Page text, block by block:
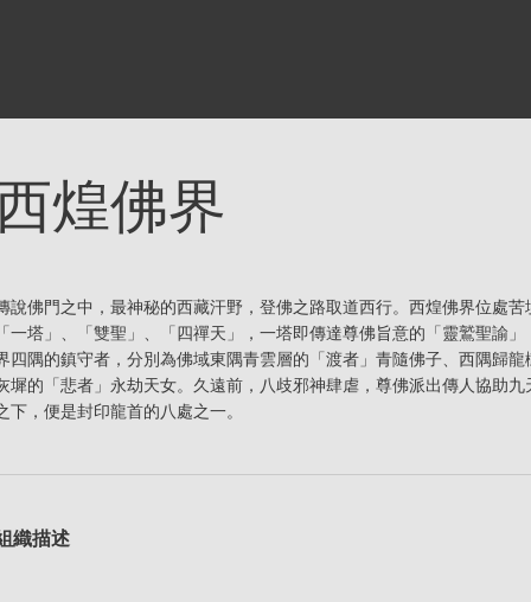
煌佛界
說佛門之中，最神秘的西藏汗野，登佛之路取道西行。西煌佛界位處
「一塔」、「雙聖」、「四禪天」，一塔即傳達尊佛旨意的「靈鷲聖諭
四隅的鎮守者，分別為佛域東隅青雲層的「渡者」青隨佛子、西隅歸
墀的「悲者」永劫天女。久遠前，八歧邪神肆虐，尊佛派出傳人協助
下，便是封印龍首的八處之一。
織描述